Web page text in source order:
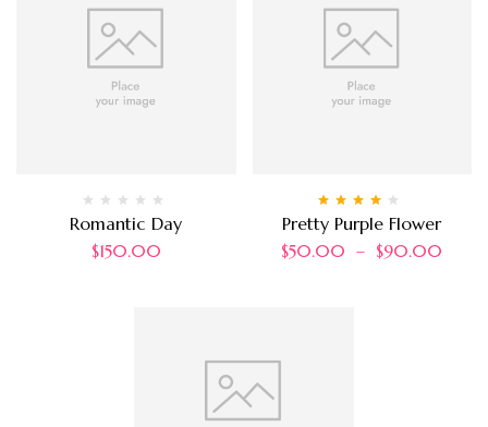
Romantic Day
$150.00
Note4.00
sur 5
Pretty Purple Flower
$50.00 – $90.00